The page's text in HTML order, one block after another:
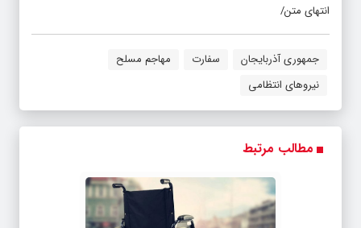
انتهای متن/
جمهوری آذربایجان سفارت
مهاجم مسلح
نیروهای انتظامی
مطالب مرتبط